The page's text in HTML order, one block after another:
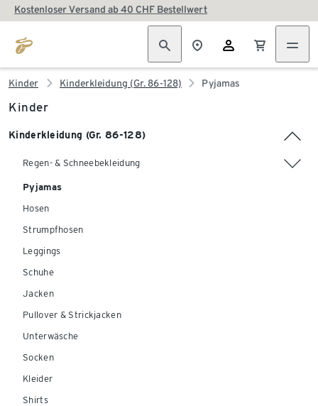
Kostenloser Versand ab 40 CHF Bestellwert
Kinder Kinderkleidung (Gr. 86-128) Pyjamas
Kinder
Kinderkleidung (Gr. 86-128)
Regen- & Schneebekleidung
Pyjamas
Hosen
Strumpfhosen
Leggings
Schuhe
Jacken
Pullover & Strickjacken
Unterwäsche
Socken
Kleider
Shirts